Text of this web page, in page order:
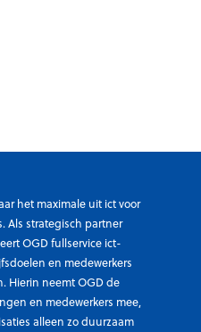
het maximale uit ict voor
Als strategisch partner
OGD fullservice ict-
en medewerkers
Hierin neemt OGD de
en medewerkers mee,
alleen zo duurzaam